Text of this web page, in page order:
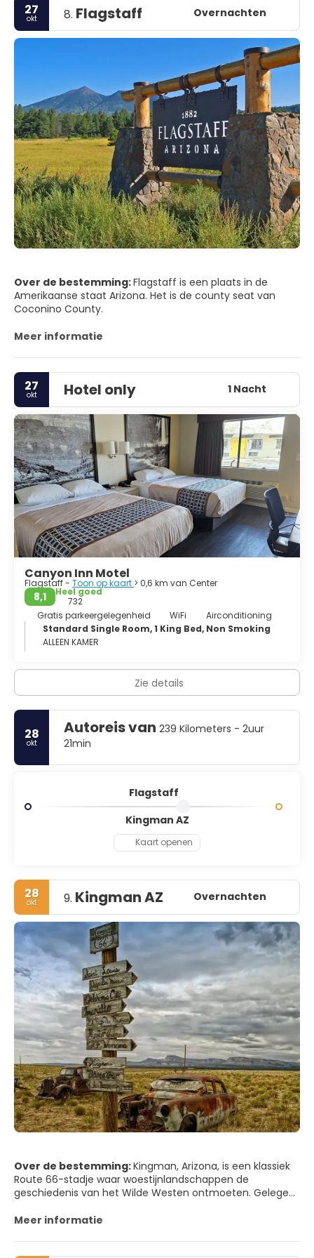
27
okt 8. Flagstaff Overnachten
Over de bestemming:Flagstaff is een plaats in de
Amerikaanse staat Arizona. Het is de county seat van
Coconino County.
Meer informatie
27
okt Hotel only 1 Nacht
Canyon Inn Motel
Flagstaff - Toon op kaart > 0,6 km van Center
8,1
Heel goed
732
Gratis parkeergelegenheid
WiFi
Airconditioning
Standard Single Room, 1 King Bed, Non Smoking
ALLEEN KAMER
Zie details
28
okt
Autoreis van 239 Kilometers - 2uur
21min
Flagstaff
Kingman AZ
Kaart openen
28
okt 9. Kingman AZ Overnachten
Over de bestemming:Kingman, Arizona, is een klassiek
Route 66-stadje waar woestijnlandschappen de
geschiedenis van het Wilde Westen ontmoeten. Gelegen
nostalgisch stukje Amerika met vintage neonreclames,
van roadtrips vieren. Het is een plek waar je tot rust kunt
Meer informatie